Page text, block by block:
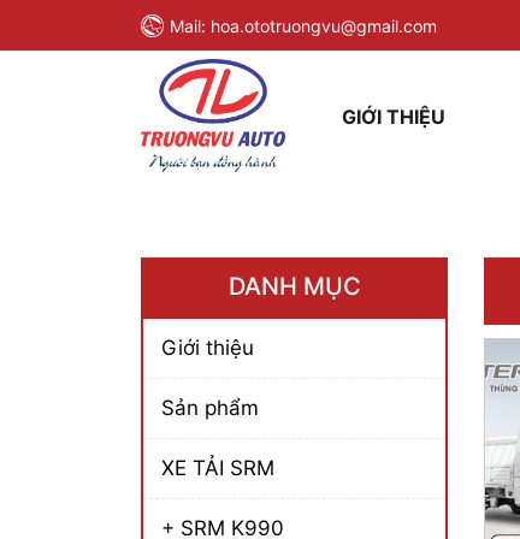
Mail: hoa.ototruongvu@gmail.com
GIỚI THIỆU
DANH MỤC
Giới thiệu
Sản phẩm
XE TẢI SRM
+ SRM K990